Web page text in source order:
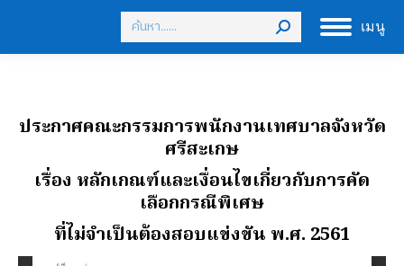
เมนู
Search:
ประกาศคณะกรรมการพนักงานเทศบาลจังหวัด
ศรีสะเกษ
เรื่อง หลักเกณฑ์และเงื่อนไขเกี่ยวกับการคัด
เลือกกรณีพิเศษ
ที่ไม่จำเป็นต้องสอบแข่งขัน พ.ศ. 2561